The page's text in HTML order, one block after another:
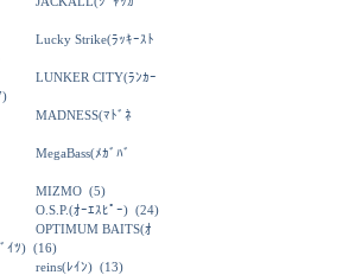
Lucky Strike(ﾗｯｷｰｽﾄ
LUNKER CITY(ﾗﾝｶｰ
MADNESS(ﾏﾄﾞﾈ
MegaBass(ﾒｶﾞﾊﾞ
MIZMO (5)
O.S.P.(ｵｰｴｽﾋﾟｰ) (24)
OPTIMUM BAITS(ｵ
ｲﾂ) (16)
reins(ﾚｲﾝ) (13)